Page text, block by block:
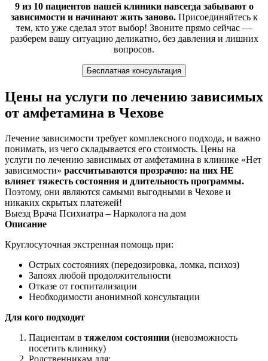
9 из 10 пациентов нашей клиники навсегда забывают о
зависимости и начинают жить заново.Присоединяйтесь к
тем, кто уже сделал этот выбор! Звоните прямо сейчас —
разберем вашу ситуацию деликатно, без давления и лишних
вопросов.
Бесплатная консультация
Цены на услуги по лечению зависимых
от амфетамина в Чехове
Лечение зависимости требует комплексного подхода, и важно
понимать, из чего складывается его стоимость. Цены на
услуги по лечению зависимых от амфетамина в клинике «Нет
зависимости» рассчитываются прозрачно: на них НЕ
влияет тяжесть состояния и длительность программы.
Поэтому, они являются самыми выгодными в Чехове и
никаких скрытых платежей!
Выезд Врача Психиатра – Нарколога на дом
Описание
Круглосуточная экстренная помощь при:
Острых состояниях (передозировка, ломка, психоз)
Запоях любой продолжительности
Отказе от госпитализации
Необходимости анонимной консультации
Для кого подходит
Пациентам в тяжелом состоянии (невозможность
посетить клинику)
Родственникам для: